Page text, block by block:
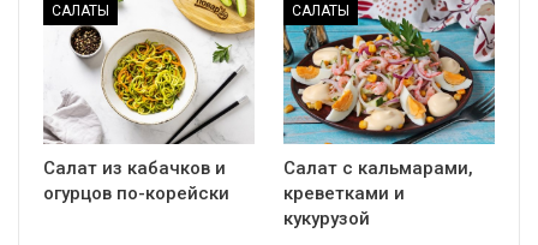
САЛАТЫ
Салат из кабачков и
огурцов по-корейски
САЛАТЫ
Салат с кальмарами,
креветками и
кукурузой